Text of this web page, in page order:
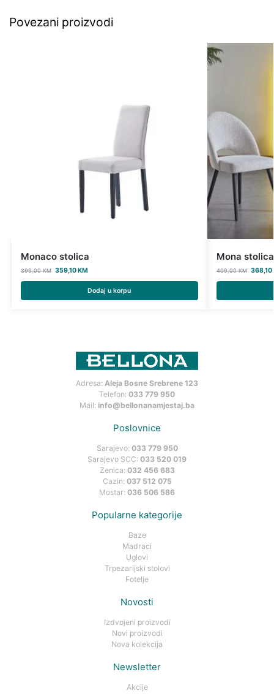
Povezani proizvodi
Monaco stolica
399,00KM 359,10KM
Dodaj u korpu
Mona stolica
409,00KM 368,10
Adresa: Aleja Bosne Srebrene 123
Telefon: 033 779 950
Mail: info@bellonanamjestaj.ba
Poslovnice
Sarajevo: 033 779 950
Sarajevo SCC: 033 520 019
Zenica: 032 456 683
Cazin: 037 512 075
Mostar: 036 506 586
Popularne kategorije
Baze
Madraci
Uglovi
Trpezarijski stolovi
Fotelje
Novosti
Izdvojeni proizvodi
Novi proizvodi
Nova kolekcija
Newsletter
Akcije